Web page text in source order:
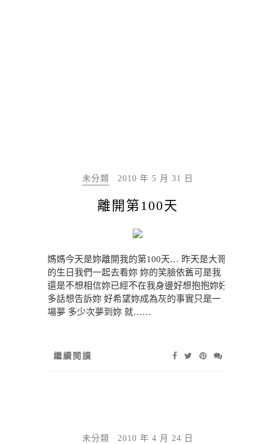
未分類 2010 年 5 月 31 日
離開第100天
媽媽今天是妳離開我的第100天… 昨天是大哥
的生日我們一起去看妳 妳的笑臉依舊可是我
還是不想相信妳已經不在我身邊好想抱抱妳好
多話想告訴妳 好希望妳成為灰的事實只是一
場夢 多少次夢到妳 就……
繼續閱讀
未分類 2010 年 4 月 24 日